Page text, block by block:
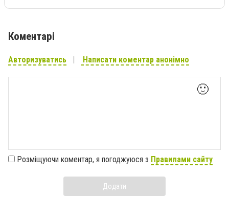
Коментарі
Авторизуватись Написати коментар анонімно
🙂
Розміщуючи коментар, я погоджуюся з Правилами сайту
Додати